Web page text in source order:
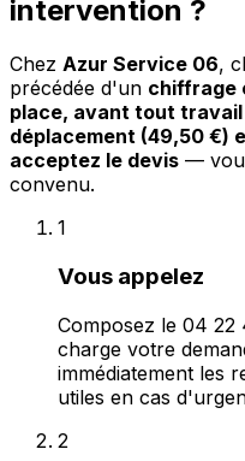
intervention ?
Chez Azur Service 06,
précédée d'un chiffrage
place, avant tout travail
déplacement (49,50 €)
acceptez le devis —
convenu.
1
Vous appelez
Composez le 04 22
charge votre
immédiatement les
utiles en cas
2